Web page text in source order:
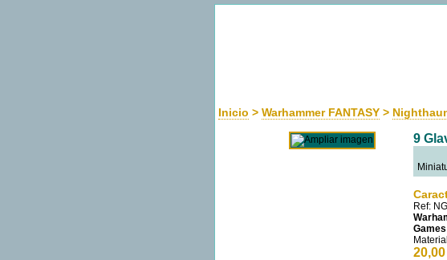
Inicio > Warhammer FANTASY >
9
Ref: